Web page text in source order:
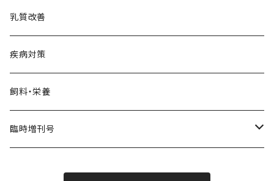
乳質改善
疾病対策
飼料・栄養
臨時増刊号